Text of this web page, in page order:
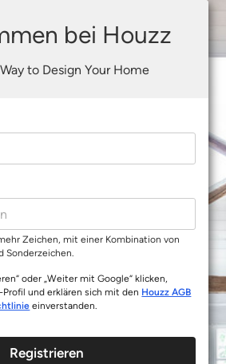
bei Houzz
to Design Your Home
Zeichen, mit einer Kombination von
Sonderzeichen.
oder „Weiter mit Google“ klicken,
und erklären sich mit den Houzz AGB
einverstanden.
Registrieren